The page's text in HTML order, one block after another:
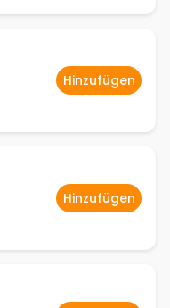
Hinzufügen
Hinzufügen